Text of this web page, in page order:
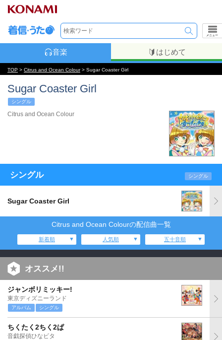
メニュー
音楽 はじめて
TOP > Citrus and Ocean Colour> Sugar Coaster Girl
Sugar Coaster Girl
シングル
Citrus and Ocean Colour
シングル シングル
Sugar Coaster Girl
Citrus and Ocean Colourの配信曲一覧
新着順 人気順 五十音順
オススメ!!
ジャンボリミッキー!
東京ディズニーランド
アルバム シングル
ちくたく2ちく2ぱ
音戯探偵ひなビタ